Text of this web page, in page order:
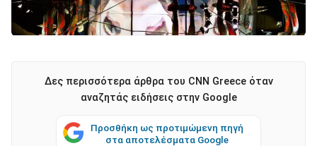
Δες περισσότερα άρθρα του CNN Greece όταν
αναζητάς ειδήσεις στην Google
Προσθήκη ως προτιμώμενη πηγή
στα αποτελέσματα Google